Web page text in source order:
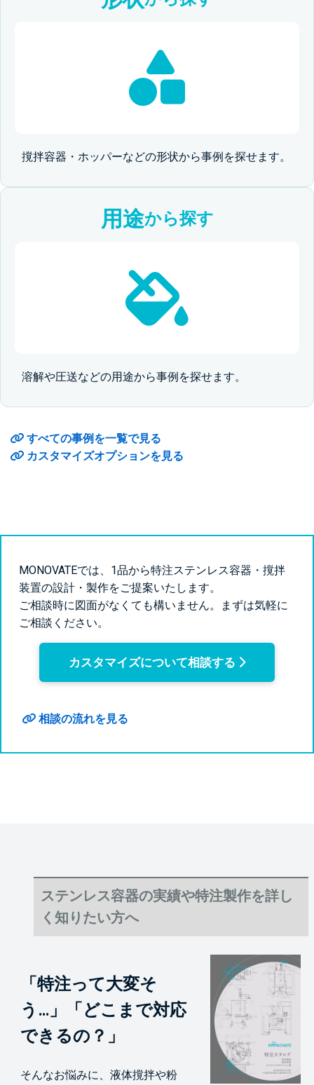
撹拌容器・ホッパーなどの形状から事例を探せます。
用途から探す
溶解や圧送などの用途から事例を探せます。
すべての事例を一覧で見る
カスタマイズオプションを見る
MONOVATEでは、1品から特注ステンレス容器・撹拌
装置の設計・製作をご提案いたします。
ご相談時に図面がなくても構いません。まずは気軽に
ご相談ください。
カスタマイズについて相談する
相談の流れを見る
ステンレス容器の実績や特注製作を詳し
く知りたい方へ
「特注って大変そ
う…」「どこまで対応
できるの？」
そんなお悩みに、液体撹拌や粉